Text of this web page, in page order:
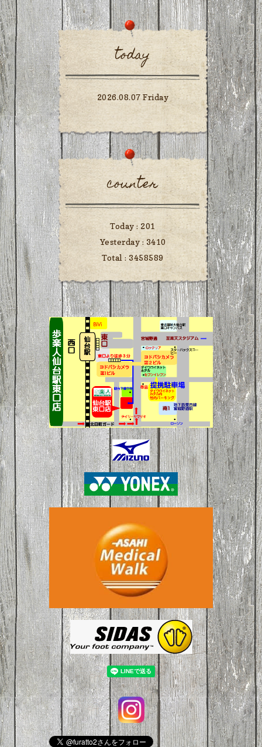
today
2026.08.07 Friday
counter
Today : 201
Yesterday : 3410
Total : 3458589